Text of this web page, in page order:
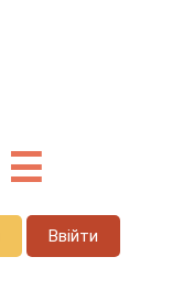
☰
Ввійти